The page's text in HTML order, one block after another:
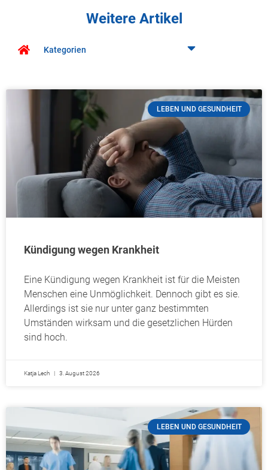
Weitere Artikel
Kategorien
LEBEN UND GESUNDHEIT
Kündigung wegen Krankheit
Eine Kündigung wegen Krankheit ist für die Meisten
Menschen eine Unmöglichkeit. Dennoch gibt es sie.
Allerdings ist sie nur unter ganz bestimmten
Umständen wirksam und die gesetzlichen Hürden
sind hoch.
Katja Lech 3. August 2026
LEBEN UND GESUNDHEIT